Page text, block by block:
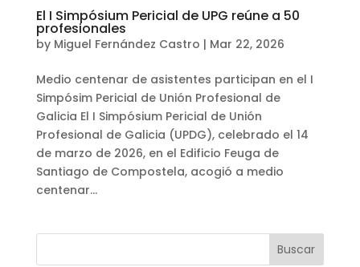
El I Simpósium Pericial de UPG reúne a 50
profesionales
by Miguel Fernández Castro | Mar 22, 2026
Medio centenar de asistentes participan en el I
Simpósim Pericial de Unión Profesional de
Galicia El I Simpósium Pericial de Unión
Profesional de Galicia (UPDG), celebrado el 14
de marzo de 2026, en el Edificio Feuga de
Santiago de Compostela, acogió a medio
centenar...
Buscar